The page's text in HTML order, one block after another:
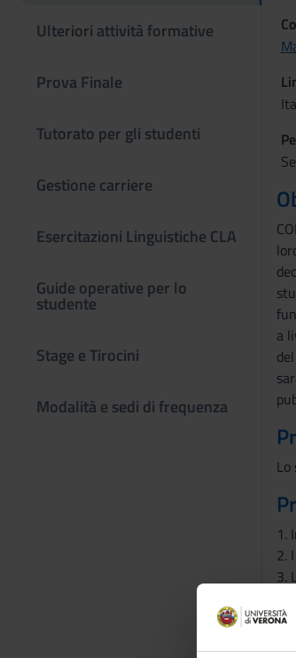
Ulteriori attività formative
Prova Finale
Tutorato per gli studenti
Gestione carriere
Esercitazioni Linguistiche CLA
Guide operative per lo
studente
Stage e Tirocini
Modalità e sedi di frequenza
a
Lo
1.
2.
3.
5.